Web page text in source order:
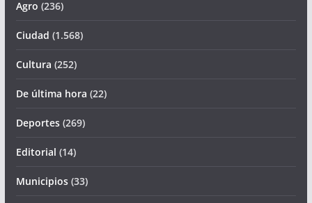
Agro (236)
Ciudad (1.568)
Cultura (252)
De última hora (22)
Deportes(269)
Editorial (14)
Municipios(33)